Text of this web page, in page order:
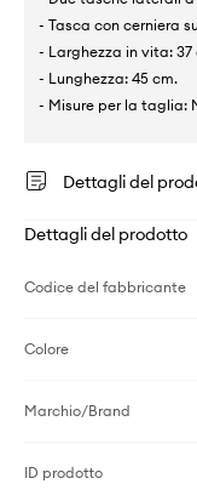
- Tasca con cerniera
- Larghezza in vita: 37
- Lunghezza: 45 cm.
- Misure per la taglia:
Dettagli del
Dettagli del prodotto
Codice del fabbricante
Colore
Marchio/Brand
ID prodotto